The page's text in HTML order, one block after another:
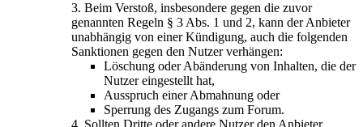
3. Beim Verstoß, insbesondere gegen die zuvor
genannten Regeln § 3 Abs. 1 und 2, kann der Anbieter
unabhängig von einer Kündigung, auch die folgenden
Sanktionen gegen den Nutzer verhängen:
Löschung oder Abänderung von Inhalten, die der
Nutzer eingestellt hat,
Ausspruch einer Abmahnung oder
Sperrung des Zugangs zum Forum.